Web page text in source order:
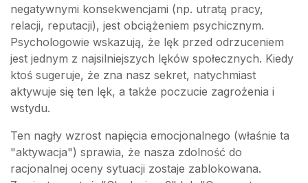
negatywnymi konsekwencjami (np. utratą pracy,
relacji, reputacji), jest obciążeniem psychicznym.
Psychologowie wskazują, że lęk przed odrzuceniem
jest jednym z najsilniejszych lęków społecznych. Kiedy
ktoś sugeruje, że zna nasz sekret, natychmiast
aktywuje się ten lęk, a także poczucie zagrożenia i
wstydu.
Ten nagły wzrost napięcia emocjonalnego (właśnie ta
"aktywacja") sprawia, że nasza zdolność do
racjonalnej oceny sytuacji zostaje zablokowana.